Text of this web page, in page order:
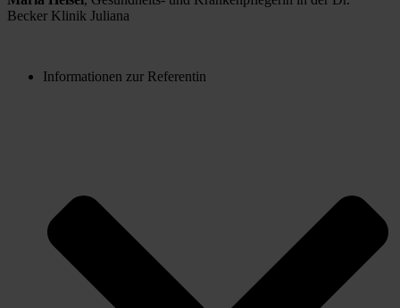
Becker Klinik Juliana
Informationen zur Referentin